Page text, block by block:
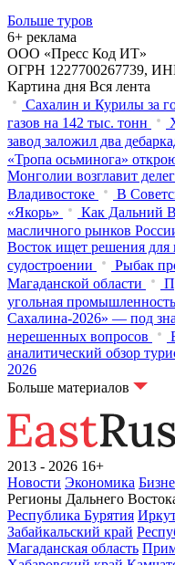
Больше туров
6+ реклама
ООО «Пресс Код ИТ»
ОГРН 1227700267739,
Картина дня Вся лента
Сахалин и Курилы за
газов на 142 тыс. тонн
завод заложил два
«Тропа осьминога»
Монголии возглавит
Владивостоке
В
«Якорь»
Как Дальний
масличного рынков
Восток ищет решения для
судостроении
Рыбак
Магаданской области
угольная
Сахалина-2026» — под
нерешенных вопросов
аналитический обзор
2026
Больше материалов
2013 - 2026 16+
Новости Экономика
Регионы Дальнего
Республика Бурятия
Забайкальский край
Магаданская область